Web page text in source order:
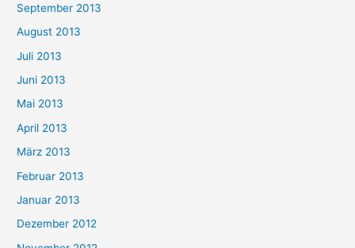
September 2013
August 2013
Juli 2013
Juni 2013
Mai 2013
April 2013
März 2013
Februar 2013
Januar 2013
Dezember 2012